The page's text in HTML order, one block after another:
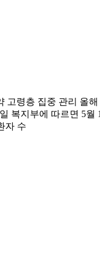
고령층 집중 관리 올
복지부에 따르면 5월
자 수